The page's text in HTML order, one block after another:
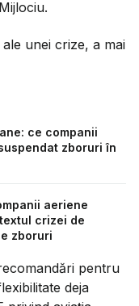
unei crize, a mai
ce companii
zboruri în
aeriene
crizei de
zboruri
pentru
deja